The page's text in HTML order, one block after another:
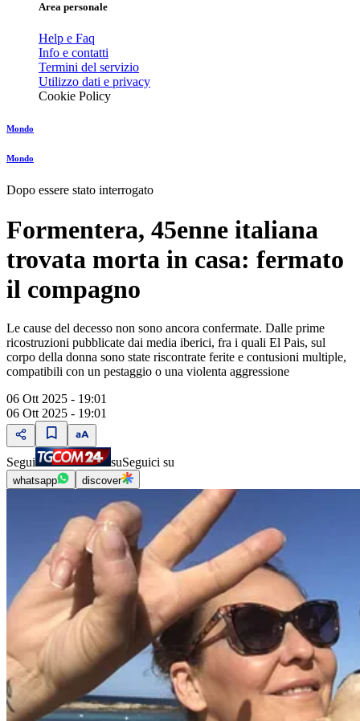
Area personale
Help e Faq
Info e contatti
Termini del servizio
Utilizzo dati e privacy
Cookie Policy
Mondo
Mondo
Dopo essere stato interrogato
Formentera, 45enne italiana
trovata morta in casa: fermato
il compagno
Le cause del decesso non sono ancora confermate. Dalle prime
ricostruzioni pubblicate dai media iberici, fra i quali El Pais, sul
corpo della donna sono state riscontrate ferite e contusioni multiple,
compatibili con un pestaggio o una violenta aggressione
06 Ott 2025 - 19:01
06 Ott 2025 - 19:01
Segui suSeguici su
whatsapp discover